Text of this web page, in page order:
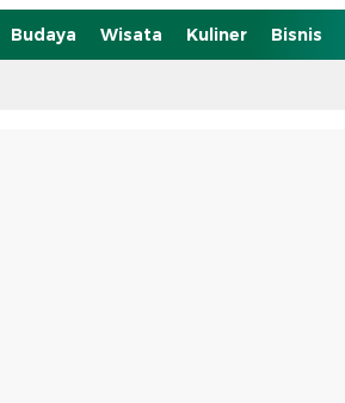
Budaya Wisata Kuliner Bisnis